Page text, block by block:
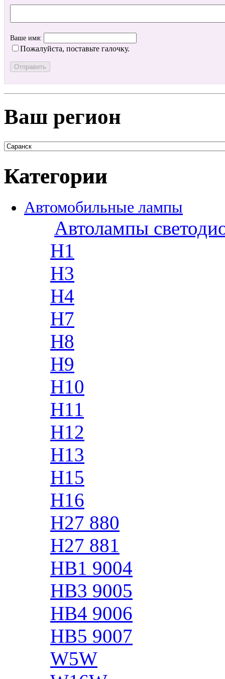
Ваше имя:
Пожалуйста, поставьте галочку.
Ваш регион
Категории
Автомобильные лампы
Автолампы
H1
H3
H4
H7
H8
H9
H10
H11
H12
H13
H15
H16
H27 880
H27 881
HB1 9004
HB3 9005
HB4 9006
HB5 9007
W5W